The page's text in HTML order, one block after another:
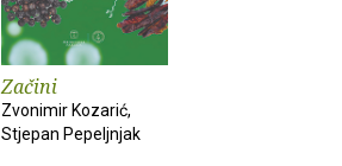
Začini
Zvonimir Kozarić,
Stjepan Pepeljnjak